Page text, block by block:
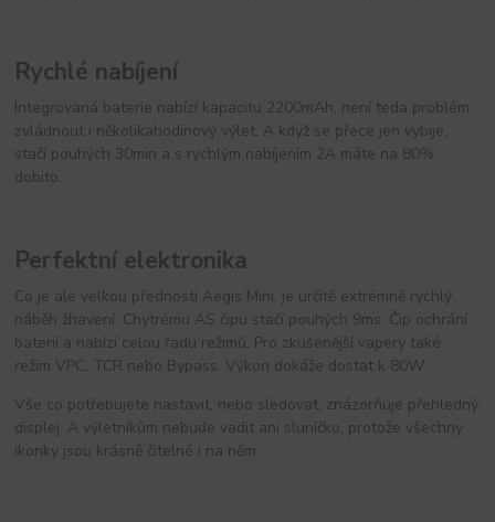
Rychlé nabíjení
Integrovaná baterie nabízí kapacitu 2200mAh, není teda problém
zvládnout i několikahodinový výlet. A když se přece jen vybije,
stačí pouhých 30min a s rychlým nabíjením 2A máte na 80%
dobito.
Perfektní elektronika
Co je ale velkou předností Aegis Mini, je určitě extrémně rychlý
náběh žhavení. Chytrému AS čipu stačí pouhých 9ms. Čip ochrání
baterii a nabízí celou řadu režimů. Pro zkušenější vapery také
režim VPC, TCR nebo Bypass. Výkon dokáže dostat k 80W.
Vše co potřebujete nastavit, nebo sledovat, znázorňuje přehledný
displej. A výletníkům nebude vadit ani sluníčko, protože všechny
ikonky jsou krásně čitelné i na něm.